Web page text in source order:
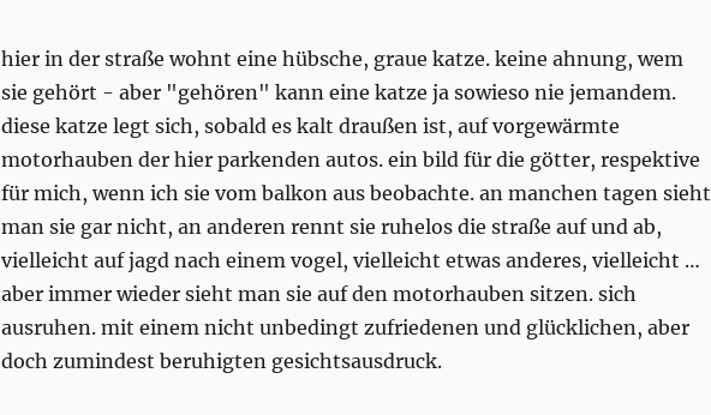
hier in der straße wohnt eine hübsche, graue katze. keine ahnung, wem
sie gehört - aber "gehören" kann eine katze ja sowieso nie jemandem.
diese katze legt sich, sobald es kalt draußen ist, auf vorgewärmte
motorhauben der hier parkenden autos. ein bild für die götter, respektive
für mich, wenn ich sie vom balkon aus beobachte. an manchen tagen sieht
man sie gar nicht, an anderen rennt sie ruhelos die straße auf und ab,
vielleicht auf jagd nach einem vogel, vielleicht etwas anderes, vielleicht …
aber immer wieder sieht man sie auf den motorhauben sitzen. sich
ausruhen. mit einem nicht unbedingt zufriedenen und glücklichen, aber
doch zumindest beruhigten gesichtsausdruck.